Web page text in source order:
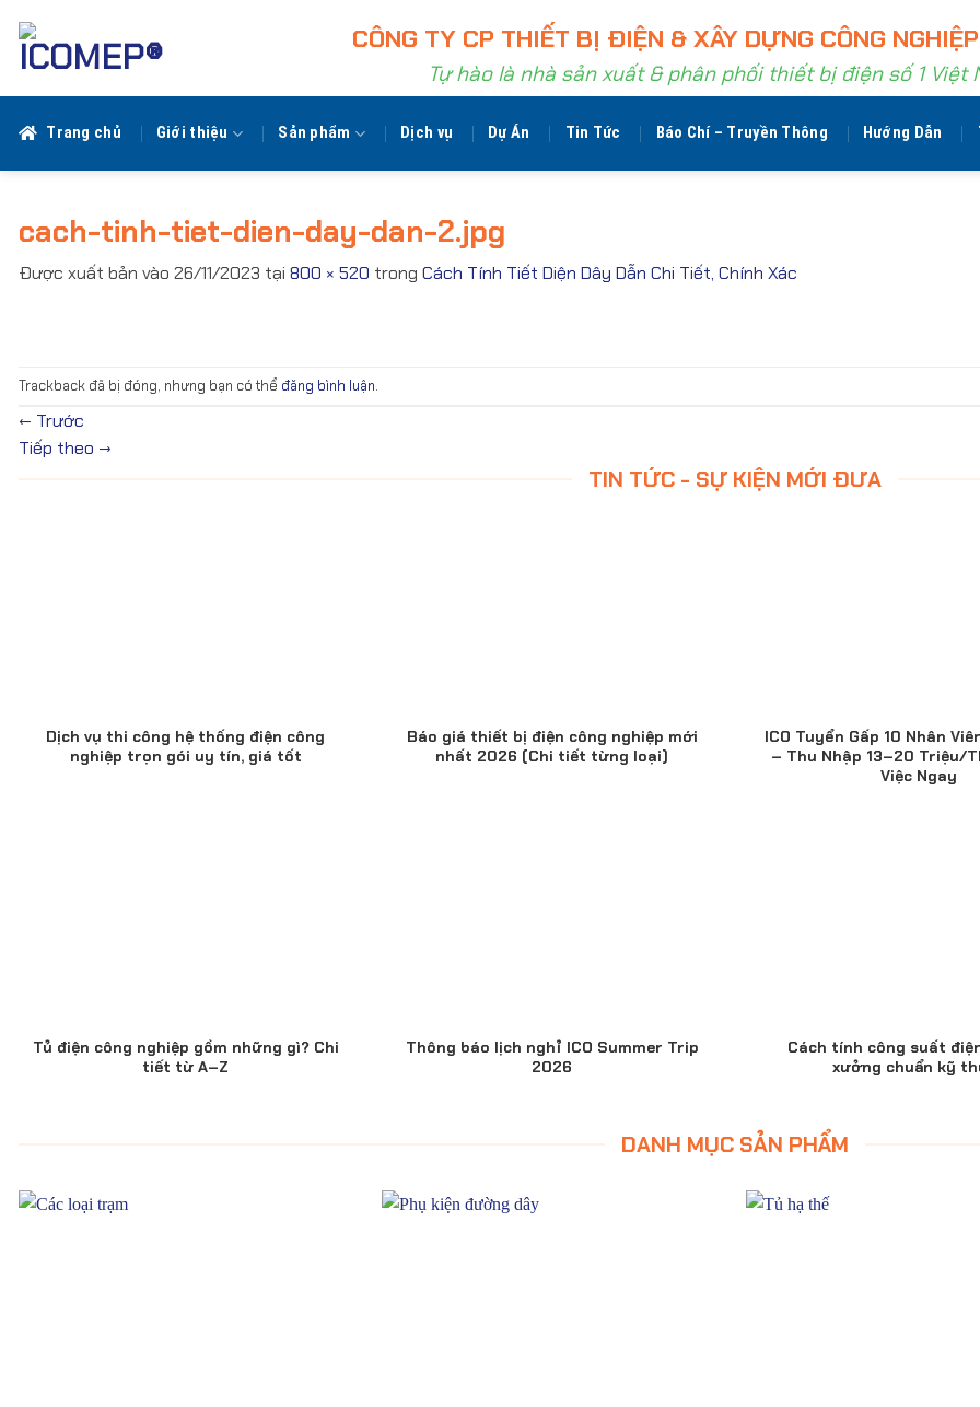
qua
dung
CÔNG TY CP THIẾT BỊ ĐIỆN & XÂY DỰNG CÔNG
Tự hào là nhà sản xuất & phân phối thiết bị điện số 1 Việt
Trang chủ Giới thiệu Sản phẩm Dịch vụ Dự Án Tin Tức Báo Chí – Truyền Thông Hướng Dẫn
cach-tinh-tiet-dien-day-dan-2.jpg
Được xuất bản vào 26/11/2023 tại 800 × 520 trong Cách Tính Tiết Diện Dây Dẫn Chi Tiết, Chính Xác
Trackback đã bị đóng, nhưng bạn có thể đăng bình luận.
← Trước
Tiếp theo →
TIN TỨC - SỰ KIỆN MỚI ĐƯA
Dịch vụ thi công hệ thống điện công
nghiệp trọn gói uy tín, giá tốt
Báo giá thiết bị điện công nghiệp mới
nhất 2026 (Chi tiết từng loại)
ICO Tuyển Gấp 10 Nhân
– Thu Nhập 13–20 Triệu/
Việc Ngay
Tủ điện công nghiệp gồm những gì? Chi
tiết từ A–Z
Thông báo lịch nghỉ ICO Summer Trip
2026
Cách tính công suất
xưởng chuẩn kỹ
DANH MỤC SẢN PHẨM